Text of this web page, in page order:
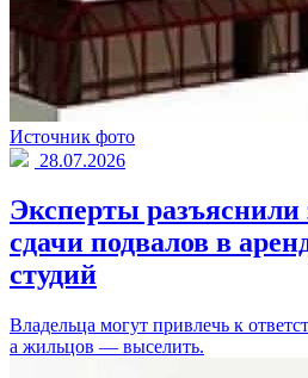
Источник фото
28.07.2026
Эксперты разъяснили
сдачи подвалов в
студий
Владельца могут привлечь к
а жильцов — выселить.